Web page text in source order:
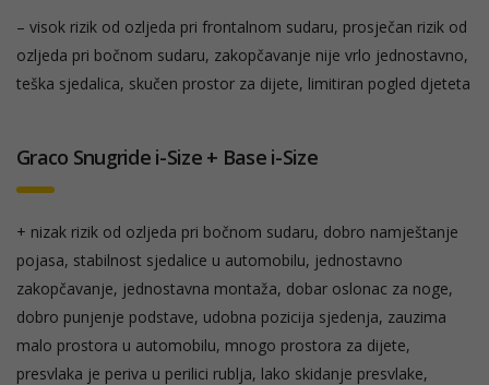
– visok rizik od ozljeda pri frontalnom sudaru, prosječan rizik od
ozljeda pri bočnom sudaru, zakopčavanje nije vrlo jednostavno,
teška sjedalica, skučen prostor za dijete, limitiran pogled djeteta
Graco Snugride i-Size + Base i-Size
+ nizak rizik od ozljeda pri bočnom sudaru, dobro namještanje
pojasa, stabilnost sjedalice u automobilu, jednostavno
zakopčavanje, jednostavna montaža, dobar oslonac za noge,
dobro punjenje podstave, udobna pozicija sjedenja, zauzima
malo prostora u automobilu, mnogo prostora za dijete,
presvlaka je periva u perilici rublja, lako skidanje presvlake,